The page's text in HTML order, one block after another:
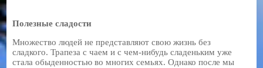
Полезные сладости
Множество людей не представляют свою жизнь без
сладкого. Трапеза с чаем и с чем-нибудь сладеньким уже
стала обыденностью во многих семьях. Однако после мы